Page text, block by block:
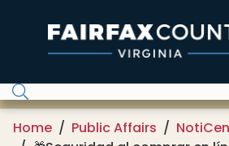
Home Public Affairs